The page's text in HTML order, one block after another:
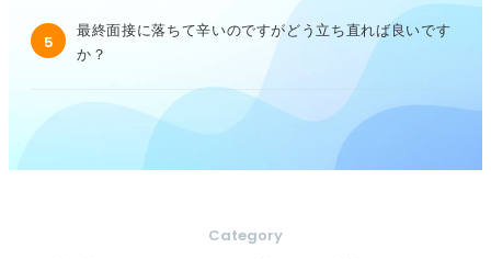
5
最終面接に落ちて辛いのですがどう立ち直れば良いです
か？
Category